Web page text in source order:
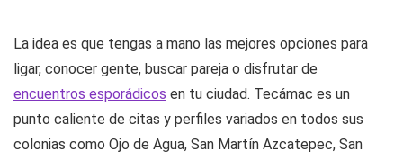
La idea es que tengas a mano las mejores opciones para
ligar, conocer gente, buscar pareja o disfrutar de
encuentros esporádicos en tu ciudad. Tecámac es un
punto caliente de citas y perfiles variados en todos sus
colonias como Ojo de Agua, San Martín Azcatepec, San